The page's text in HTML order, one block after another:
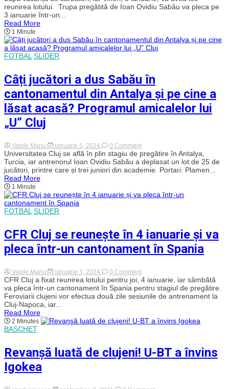
Cluj
se
ianuarie
și
pleacă
cantonament
de
la
Belek
reunirea lotului. Trupa pregătită de Ioan Ovidiu Sabău va pleca pe
3 ianuarie într-un...
Read More
1 Minute
FOTBAL SLIDER
Câți jucători a dus Sabău în
cantonamentul din Antalya și pe cine a
lăsat acasă? Programul amicalelor lui
„U” Cluj
Vasile Manu ianuarie 5, 2024 0 Commenton
Câți
jucători
a
dus
cantonamentul
cine
a
lăsat
acasă?
lui
„U”
Cluj
Universitatea Cluj se află în plin stagiu de pregătire în Antalya,
Turcia, iar antrenorul Ioan Ovidiu Sabău a deplasat un lot de 25 de
jucători, printre care și trei juniori din academie. Portari: Plamen...
Read More
1 Minute
FOTBAL SLIDER
CFR Cluj se reunește în 4 ianuarie și va
pleca într-un cantonament în Spania
Vasile Manu ianuarie 3, 2024 0 Commenton
CFR
Cluj
se
reunește
ianuarie
într-
un
CFR Cluj a fixat reunirea lotului pentru joi, 4 ianuarie, iar sâmbătă
va pleca într-un cantonament în Spania pentru stagiul de pregătire.
Feroviarii clujeni vor efectua două zile sesiunile de antrenament la
Cluj-Napoca, iar...
Read More
2 Minutes
BASCHET
Revanşă luată de clujeni! U-BT a învins
Igokea